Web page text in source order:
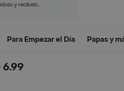
y recíbelo
Para Empezar el Día Papas y
6.99